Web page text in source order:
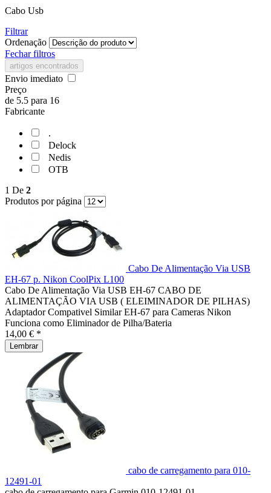
Cabo Usb
Filtrar
Ordenação
Fechar filtros
artigos encontrados
Envio imediato
Preço
de 5.5 para 16
Fabricante
.
Delock
Nedis
OTB
1 De 2
Produtos por página
Cabo De Alimentação Via USB
EH-67 p. Nikon CoolPix L100
Cabo De Alimentação Via USB EH-67 CABO DE
ALIMENTAÇÃO VIA USB ( ELEIMINADOR DE PILHAS)
Adaptador Compativel Similar EH-67 para Cameras Nikon
Funciona como Eliminador de Pilha/Bateria
14,00 € *
Lembrar
cabo de carregamento para 010-
12491-01